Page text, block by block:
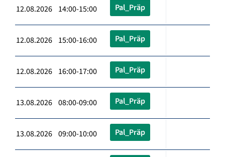
12.08.2026 14:00-15:00 Pal_Präp
12.08.2026 15:00-16:00 Pal_Präp
12.08.2026 16:00-17:00 Pal_Präp
13.08.2026 08:00-09:00 Pal_Präp
13.08.2026 09:00-10:00 Pal_Präp